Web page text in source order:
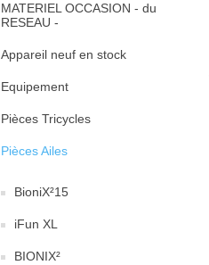
MATERIEL OCCASION - du
RESEAU -
Appareil neuf en stock
Equipement
Pièces Tricycles
Pièces Ailes
BioniX²15
iFun XL
BIONIX²